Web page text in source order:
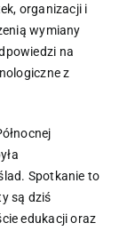
organizacji i
wymiany
na
z
Spotkanie to
są dziś
edukacji oraz